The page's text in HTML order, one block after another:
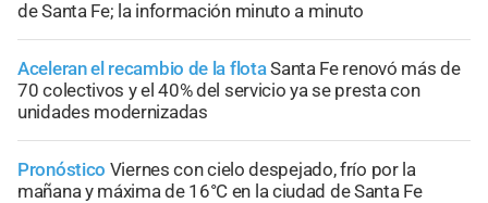
de Santa Fe; la información minuto a minuto
Aceleran el recambio de la flotaSanta Fe renovó más de
70 colectivos y el 40% del servicio ya se presta con
unidades modernizadas
Pronóstico Viernes con cielo despejado, frío por la
mañana y máxima de 16°C en la ciudad de Santa Fe